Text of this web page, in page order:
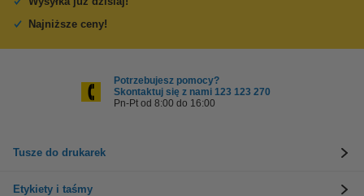
Najniższe ceny!
Potrzebujesz pomocy?
Skontaktuj się z nami 123 123 270
Pn-Pt od 8:00 do 16:00
Tusze do drukarek
Etykiety i taśmy